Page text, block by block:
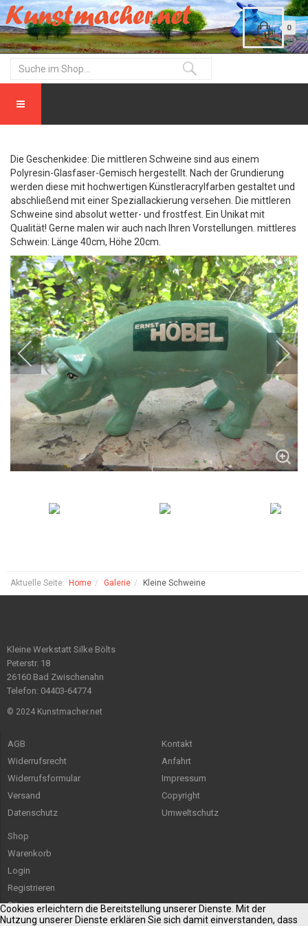
0
Die Geschenkidee: Die mittleren Schweine sind aus einem
Polyresin-Glasfaser-Gemisch hergestellt. Nach der Grundierung
werden diese mit hochwertigen Künstleracrylfarben gestaltet und
abschließend mit einer Speziallackierung versehen. Die mittleren
Schweine sind absolut wetter- und frostfest. Ein Unikat mit
Qualität! Gerne malen wir auch nach Ihren Vorstellungen. mittleres
Schwein: Länge 40cm, Höhe 20cm.
Aktuelle Seite: Home Galerie Kleine Schweine
Kleine Werkstatt Silke Bölts
Peterstr. 18
26160 Bad Zwischenahn
Telefon: 04403-64774
© 2024 Kunstmacher.net
AGB
Widerrufsrecht
Widerrufsformular
Versand
Datenschutz
Kontakt
Anfahrt
Impressum
Copyright
Umweltschutz
Shop
Warenkorb
Login
Registrieren
Sitemap
Cookies erleichtern die Bereitstellung unserer Dienste. Mit der
Nutzung unserer Dienste erklären Sie sich damit einverstanden, dass